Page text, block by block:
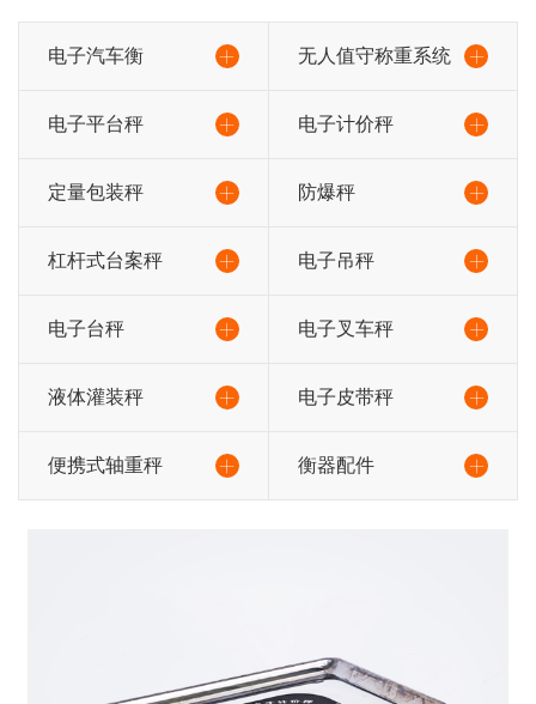
电子汽车衡 无人值守称重系统
电子平台秤 电子计价秤
定量包装秤 防爆秤
杠杆式台案秤 电子吊秤
电子台秤 电子叉车秤
液体灌装秤 电子皮带秤
便携式轴重秤 衡器配件